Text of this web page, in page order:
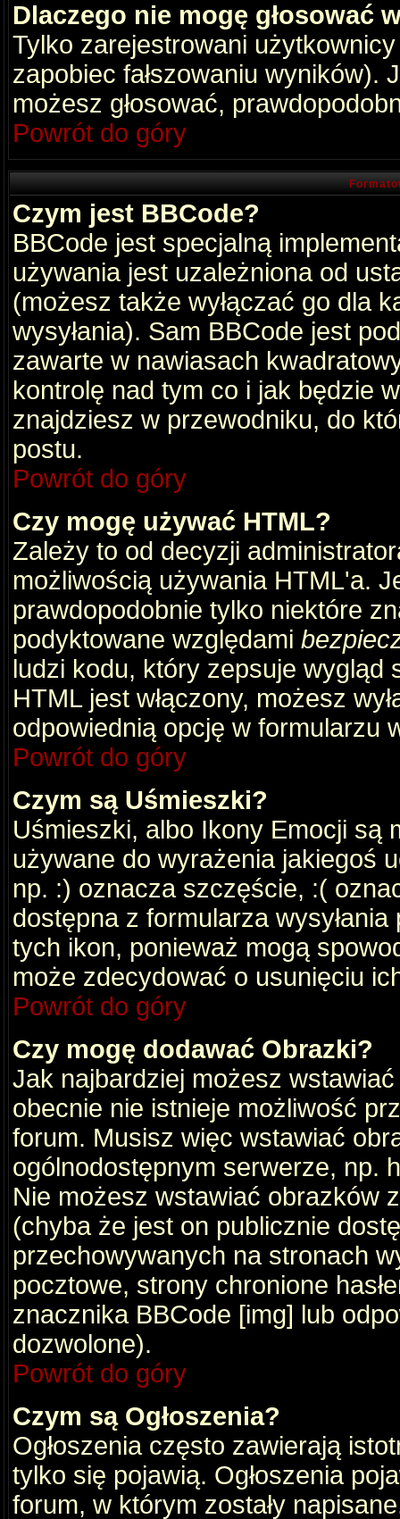
Dlaczego nie mogę głosować
Tylko zarejestrowani
zapobiec fałszowaniu wyników).
możesz głosować,
Powrót do góry
Czym jest BBCode?
BBCode jest specjalną
używania jest uzależniona od
(możesz także wyłączać go dla
wysyłania). Sam BBCode jest
zawarte w nawiasach
kontrolę nad tym co i jak będzie
znajdziesz w przewodniku, do
postu.
Powrót do góry
Czy mogę używać HTML?
Zależy to od decyzji
możliwością używania HTML'a.
prawdopodobnie tylko niektóre
podyktowane względami
ludzi kodu, który zepsuje wygląd
HTML jest włączony, możesz
odpowiednią opcję w formularzu
Powrót do góry
Czym są Uśmieszki?
Uśmieszki, albo Ikony Emocji są
używane do wyrażenia jakiegoś
np. :) oznacza szczęście, :(
dostępna z formularza
tych ikon, ponieważ mogą
może zdecydować o usunięciu
Powrót do góry
Czy mogę dodawać Obrazki?
Jak najbardziej możesz
obecnie nie istnieje możliwość
forum. Musisz więc wstawiać
ogólnodostępnym serwerze, np.
Nie możesz wstawiać obrazków
(chyba że jest on publicznie
przechowywanych na stronach
pocztowe, strony chronione
znacznika BBCode [img] lub
dozwolone).
Powrót do góry
Czym są Ogłoszenia?
Ogłoszenia często zawierają
tylko się pojawią. Ogłoszenia
forum, w którym zostały